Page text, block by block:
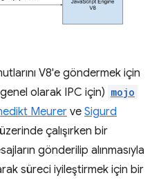
V8'e göndermek için
olarak IPC için) mojo
Meurer ve Sigurd
çalışırken bir
gönderilip alınmasıyla
süreci iyileştirmek için bir